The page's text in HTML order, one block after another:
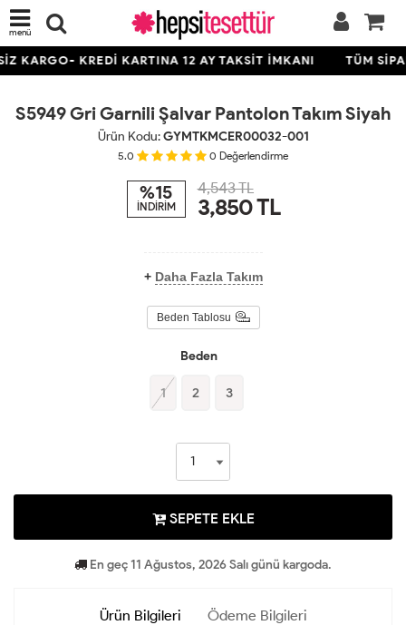
menü
KARGO- KREDİ KARTINA 12 AY TAKSİT İMKANI TÜM
S5949 Gri Garnili Şalvar Pantolon Takım Siyah
Ürün Kodu:GYMTKMCER00032-001
5.0 0 Değerlendirme
%15
İNDİRİM
4,543 TL
3,850TL
+ Daha Fazla Takım
Beden Tablosu
Beden
1 2 3
SEPETE EKLE
En geç 11 Ağustos, 2026 Salı günü kargoda.
Ürün Bilgileri Ödeme Bilgileri